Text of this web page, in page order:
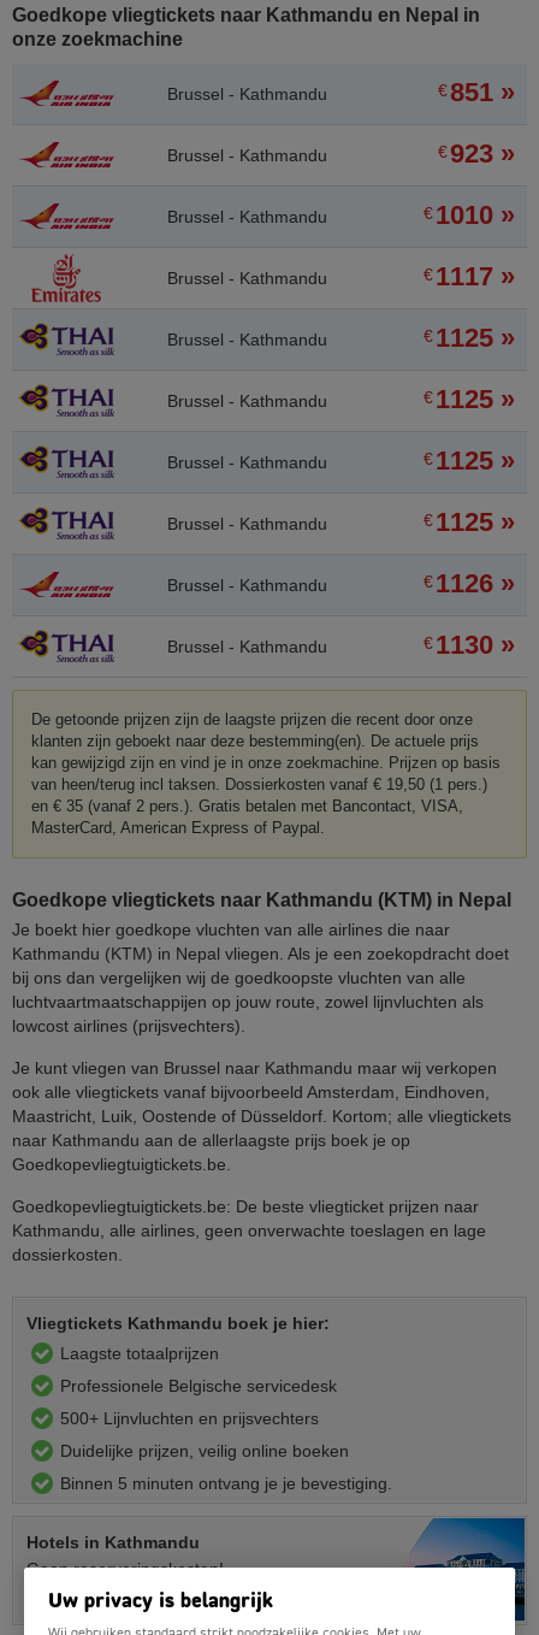
Goedkope vliegtickets naar Kathmandu en Nepal in
onze zoekmachine
Brussel - Kathmandu €851 »
Brussel - Kathmandu €923 »
Brussel - Kathmandu €1010 »
Brussel - Kathmandu €1117 »
Brussel - Kathmandu €1125 »
Brussel - Kathmandu €1125 »
Brussel - Kathmandu €1125 »
Brussel - Kathmandu €1125 »
Brussel - Kathmandu €1126 »
Brussel - Kathmandu €1130 »
De getoonde prijzen zijn de laagste prijzen die recent door onze
klanten zijn geboekt naar deze bestemming(en). De actuele prijs
kan gewijzigd zijn en vind je in onze zoekmachine. Prijzen op basis
van heen/terug incl taksen. Dossierkosten vanaf € 19,50 (1 pers.)
en € 35 (vanaf 2 pers.). Gratis betalen met Bancontact, VISA,
MasterCard, American Express of Paypal.
Goedkope vliegtickets naar Kathmandu (KTM) in Nepal
Je boekt hier goedkope vluchten van alle airlines die naar
Kathmandu (KTM) in Nepal vliegen. Als je een zoekopdracht doet
bij ons dan vergelijken wij de goedkoopste vluchten van alle
luchtvaartmaatschappijen op jouw route, zowel lijnvluchten als
lowcost airlines (prijsvechters).
Je kunt vliegen van Brussel naar Kathmandu maar wij verkopen
ook alle vliegtickets vanaf bijvoorbeeld Amsterdam, Eindhoven,
Maastricht, Luik, Oostende of Düsseldorf. Kortom; alle vliegtickets
naar Kathmandu aan de allerlaagste prijs boek je op
Goedkopevliegtuigtickets.be.
Goedkopevliegtuigtickets.be: De beste vliegticket prijzen naar
Kathmandu, alle airlines, geen onverwachte toeslagen en lage
dossierkosten.
Vliegtickets Kathmandu boek je hier:
Laagste totaalprijzen
Professionele Belgische servicedesk
500+ Lijnvluchten en prijsvechters
Duidelijke prijzen, veilig online boeken
Binnen 5 minuten ontvang je je bevestiging.
Hotels in Kathmandu
Geen reserveringskosten!
Boek nu je hotelkamer »
Uw privacy is belangrijk